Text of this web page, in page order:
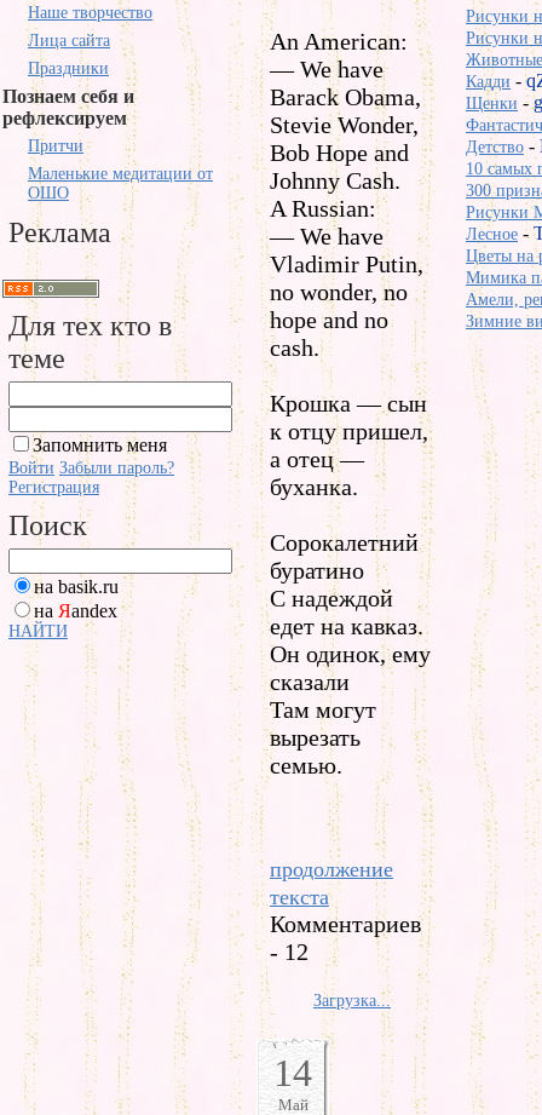
Наше творчество
Лица сайта
Праздники
Познаем себя и
рефлексируем
Притчи
Маленькие медитации от
ОШО
Реклама
Для тех кто в
теме
Запомнить меня
Войти Забыли пароль?
Регистрация
Поиск
на basik.ru
на Яandex
НАЙТИ
An American:
— We have
Barack Obama,
Stevie Wonder,
Bob Hope and
Johnny Cash.
A Russian:
— We have
Vladimir Putin,
no wonder, no
hope and no
cash.
Крошка — сын
к отцу пришел,
а отец —
буханка.
Сорокалетний
буратино
С надеждой
едет на кавказ.
Он одинок, ему
сказали
Там могут
вырезать
семью.
продолжение
текста
Комментариев
- 12
Загрузка...
14
Май
Рисунки
Рисунки
Кадди -
Щенки -
Детство -
10 самых
300
Рисунки
Лесное -
Цветы на
Мимика
Амели,
Зимние